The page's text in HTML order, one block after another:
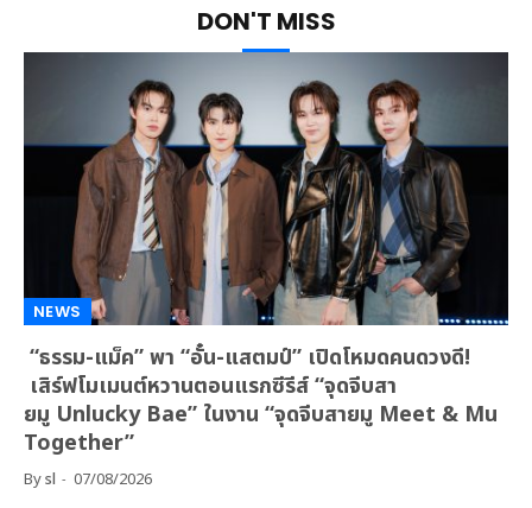
DON'T MISS
NEWS
“ธรรม-แม็ค” พา “อั๋น-แสตมป์” เปิดโหมดคนดวงดี!
เสิร์ฟโมเมนต์หวานตอนแรกซีรีส์ “จุดจีบสา
ยมู Unlucky Bae” ในงาน “จุดจีบสายมู Meet & Mu
Together”
Bysl 07/08/2026